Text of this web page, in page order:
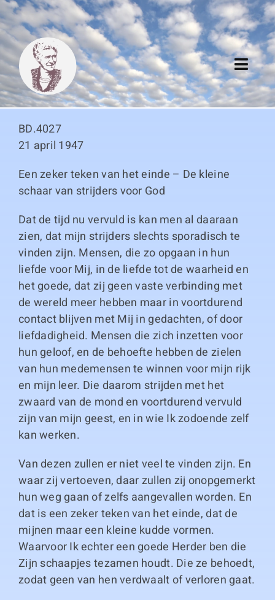
Skip
to
content
Algemeen
Thema boeken
Duitse boeken
Links
BD.4027
21 april 1947
Een zeker teken van het einde – De kleine
schaar van strijders voor God
Dat de tijd nu vervuld is kan men al daaraan
zien, dat mijn strijders slechts sporadisch te
vinden zijn. Mensen, die zo opgaan in hun
liefde voor Mij, in de liefde tot de waarheid en
het goede, dat zij geen vaste verbinding met
de wereld meer hebben maar in voortdurend
contact blijven met Mij in gedachten, of door
liefdadigheid. Mensen die zich inzetten voor
hun geloof, en de behoefte hebben de zielen
van hun medemensen te winnen voor mijn rijk
en mijn leer. Die daarom strijden met het
zwaard van de mond en voortdurend vervuld
zijn van mijn geest, en in wie Ik zodoende zelf
kan werken.
Van dezen zullen er niet veel te vinden zijn. En
waar zij vertoeven, daar zullen zij onopgemerkt
hun weg gaan of zelfs aangevallen worden. En
dat is een zeker teken van het einde, dat de
mijnen maar een kleine kudde vormen.
Waarvoor Ik echter een goede Herder ben die
Zijn schaapjes tezamen houdt. Die ze behoedt,
zodat geen van hen verdwaalt of verloren gaat.